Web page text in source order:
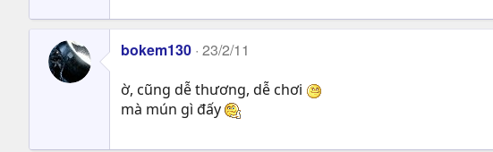
bokem130 23/2/11
ờ, cũng dễ thương, dễ chơi
mà mún gì đấy